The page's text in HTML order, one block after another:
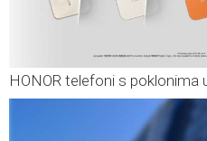
HONOR telefoni s poklonima